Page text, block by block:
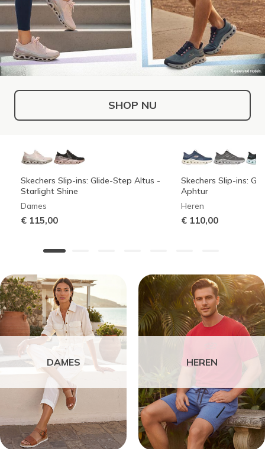
SHOP NU
Skechers Slip-ins: Glide-Step Altus -
Starlight Shine
Dames
€ 115,00
Skechers Slip-ins:
Aphtur
Heren
€ 110,00
DAMES HEREN